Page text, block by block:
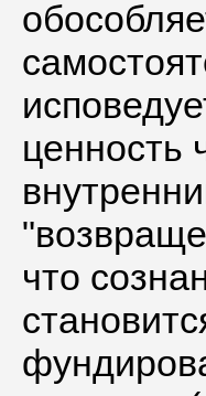
ценность
что